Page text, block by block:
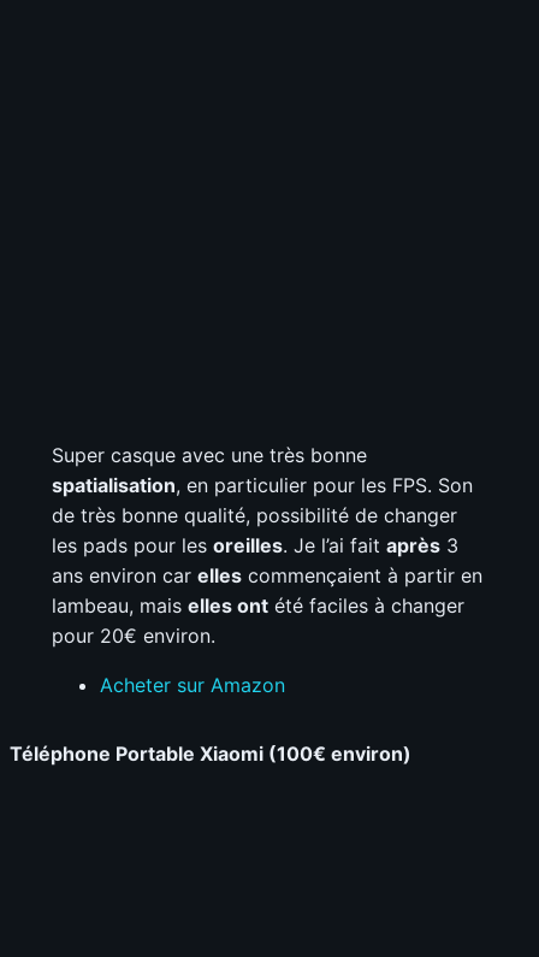
Super casque avec une très bonne
spatialisation, en particulier pour les FPS. Son
de très bonne qualité, possibilité de changer
les pads pour les oreilles. Je l’ai fait après3
ans environ car ellescommençaient à partir en
lambeau, mais elles ontété faciles à changer
pour 20€ environ.
Acheter sur Amazon
Téléphone Portable Xiaomi (100€ environ)